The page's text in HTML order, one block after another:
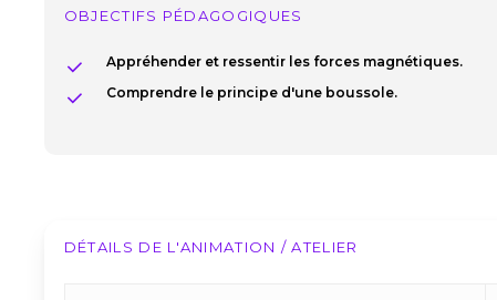
OBJECTIFS PÉDAGOGIQUES
Appréhender et ressentir les forces magnétiques.
Comprendre le principe d'une boussole.
DÉTAILS DE L'ANIMATION / ATELIER